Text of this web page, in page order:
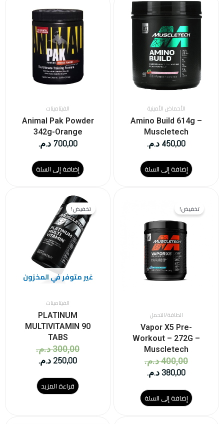
الأحماض الأمينية
Amino Build 614g –
Muscletech
450,00 د.م.
إضافة إلى السلة
الفيتامينات
Animal Pak Powder
342g-Orange
700,00 د.م.
إضافة إلى السلة
تخفيض!
الطاقة/التحمل
Vapor X5 Pre-
Workout – 272G –
Muscletech
400,00د.م.
400,00 د.م..
380,00د.م.
380,00 د.م..
إضافة إلى السلة
غير متوفر في المخزون
تخفيض!
الفيتامينات
PLATINUM
MULTIVITAMIN 90
TABS
300,00د.م.
250,00 د.م.
قراءة المزيد